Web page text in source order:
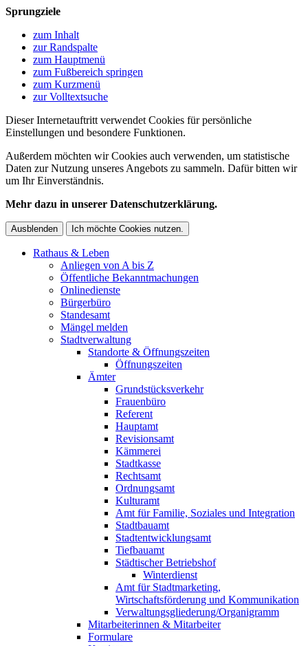
Sprungziele
zum Inhalt
zur Randspalte
zum Hauptmenü
zum Fußbereich springen
zum Kurzmenü
zur Volltextsuche
Dieser Internetauftritt verwendet Cookies für persönliche
Einstellungen und besondere Funktionen.
Außerdem möchten wir Cookies auch verwenden, um statistische
Daten zur Nutzung unseres Angebots zu sammeln. Dafür bitten wir
um Ihr Einverständnis.
Mehr dazu in unserer Datenschutzerklärung.
Ausblenden Ich möchte Cookies nutzen.
Rathaus & Leben
Anliegen von A bis Z
Öffentliche Bekanntmachungen
Onlinedienste
Bürgerbüro
Standesamt
Mängel melden
Stadtverwaltung
Standorte & Öffnungszeiten
Öffnungszeiten
Ämter
Grundstücksverkehr
Frauenbüro
Referent
Hauptamt
Revisionsamt
Kämmerei
Stadtkasse
Rechtsamt
Ordnungsamt
Kulturamt
Amt für Familie, Soziales und Integration
Stadtbauamt
Stadtentwicklungsamt
Tiefbauamt
Städtischer Betriebshof
Winterdienst
Amt für Stadtmarketing,
Wirtschaftsförderung und Kommunikation
Verwaltungsgliederung/Organigramm
Mitarbeiterinnen & Mitarbeiter
Formulare